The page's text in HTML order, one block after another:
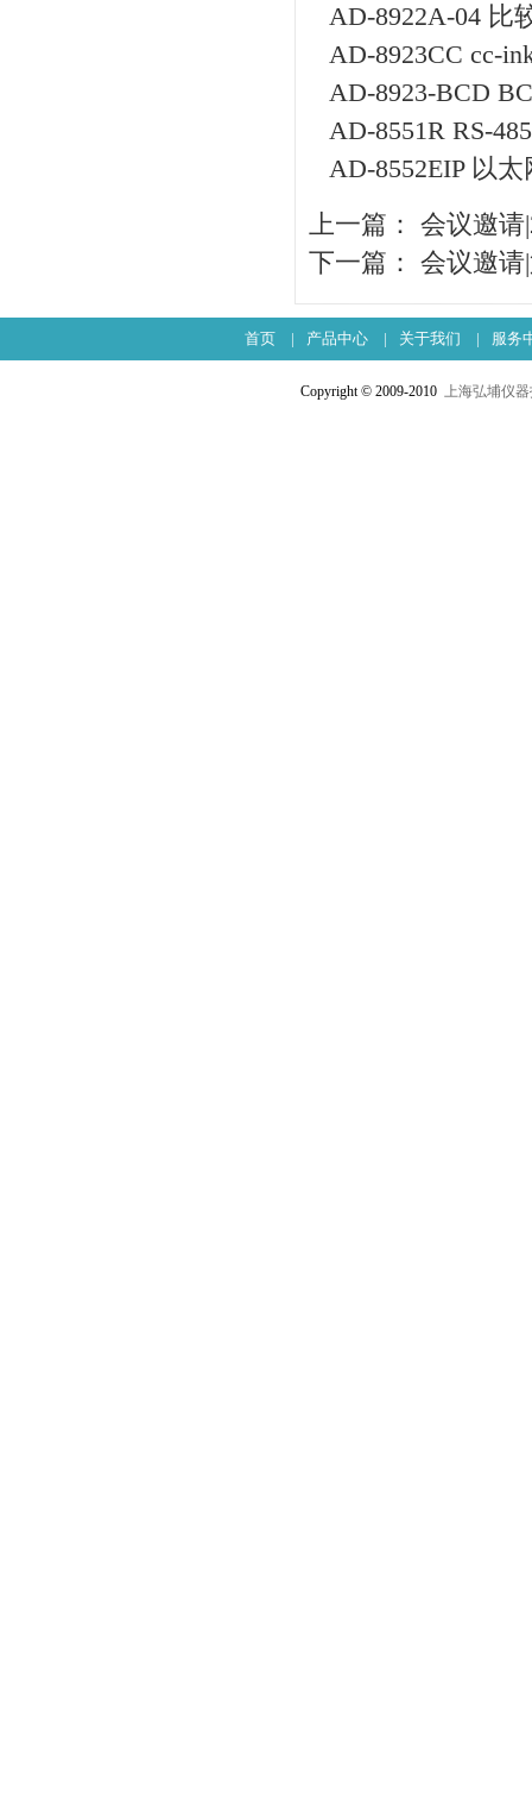
AD-8922A-04 比
AD-8923CC cc-
AD-8923-BCD
AD-8551R RS-
AD-8552EIP 以
上一篇： 会议邀请
下一篇： 会议邀请
首页 | 产品中心 | 关于我们 | 服务
Copyright © 2009-2010 上海弘埔仪